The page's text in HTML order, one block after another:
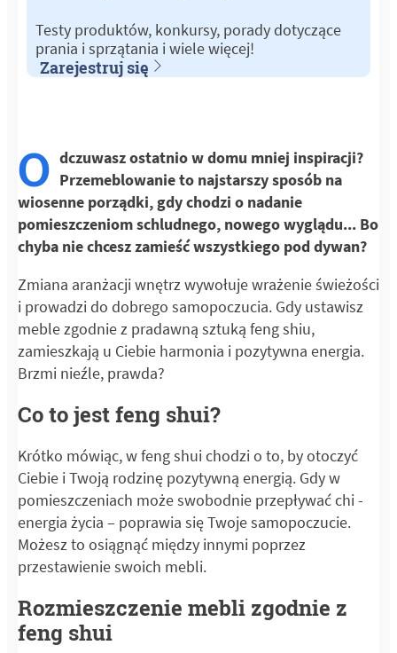
Testy produktów, konkursy, porady dotyczące
prania i sprzątania i wiele więcej!
Zarejestruj się
O dczuwasz ostatnio w domu mniej inspiracji?
Przemeblowanie to najstarszy sposób na
wiosenne porządki, gdy chodzi o nadanie
pomieszczeniom schludnego, nowego wyglądu... Bo
chyba nie chcesz zamieść wszystkiego pod dywan?
Zmiana aranżacji wnętrz wywołuje wrażenie świeżości
i prowadzi do dobrego samopoczucia. Gdy ustawisz
meble zgodnie z pradawną sztuką feng shiu,
zamieszkają u Ciebie harmonia i pozytywna energia.
Brzmi nieźle, prawda?
Co to jest feng shui?
Krótko mówiąc, w feng shui chodzi o to, by otoczyć
Ciebie i Twoją rodzinę pozytywną energią. Gdy w
pomieszczeniach może swobodnie przepływać chi -
energia życia – poprawia się Twoje samopoczucie.
Możesz to osiągnąć między innymi poprzez
przestawienie swoich mebli.
Rozmieszczenie mebli zgodnie z
feng shui